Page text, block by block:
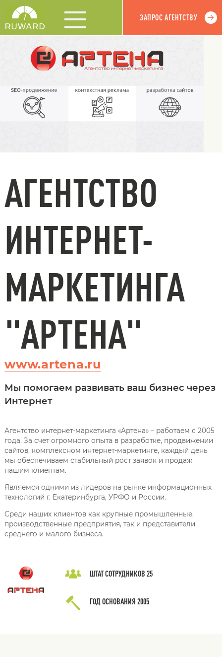
ЗАПРОС АГЕНТСТВУ
АГЕНТСТВО
ИНТЕРНЕТ-
МАРКЕТИНГА
"АРТЕНА"
www.artena.ru
Мы помогаем развивать ваш бизнес через
Интернет
Агентство интернет-маркетинга «Артена» – работаем с 2005
года. За счет огромного опыта в разработке, продвижении
сайтов, комплексном интернет-маркетинге, каждый день
мы обеспечиваем стабильный рост заявок и продаж
нашим клиентам.
Являемся одними из лидеров на рынке информационных
технологий г. Екатеринбурга, УРФО и России.
Среди наших клиентов как крупные промышленные,
производственные предприятия, так и представители
среднего и малого бизнеса.
ШТАТ СОТРУДНИКОВ 25
ГОД ОСНОВАНИЯ 2005